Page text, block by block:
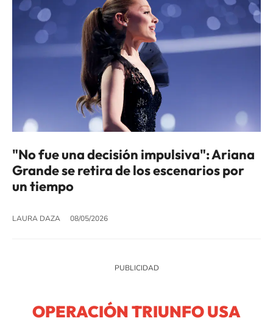
"No fue una decisión impulsiva": Ariana
Grande se retira de los escenarios por
un tiempo
LAURA DAZA 08/05/2026
OPERACIÓN TRIUNFO USA